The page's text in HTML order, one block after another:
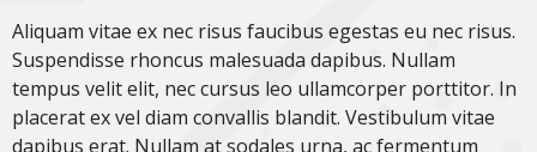
Aliquam vitae ex nec risus faucibus egestas eu nec risus.
Suspendisse rhoncus malesuada dapibus. Nullam
tempus velit elit, nec cursus leo ullamcorper porttitor. In
placerat ex vel diam convallis blandit. Vestibulum vitae
dapibus erat. Nullam at sodales urna, ac fermentum